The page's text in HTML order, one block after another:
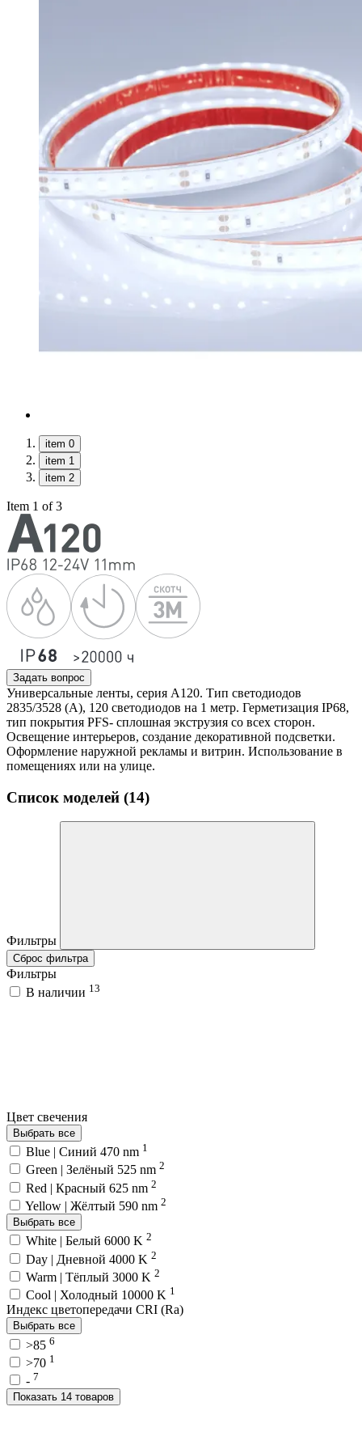
item 0
item 1
item 2
Item 1 of 3
Задать вопрос
Универсальные ленты, серия А120. Тип светодиодов
2835/3528 (А), 120 светодиодов на 1 метр. Герметизация IP68,
тип покрытия PFS- сплошная экструзия со всех сторон.
Освещение интерьеров, создание декоративной подсветки.
Оформление наружной рекламы и витрин. Использование в
помещениях или на улице.
Список моделей (14)
Фильтры
Сброс фильтра
Фильтры
В наличии 13
Цвет свечения
Выбрать все
Blue | Синий 470 nm 1
Green | Зелёный 525 nm 2
Red | Красный 625 nm 2
Yellow | Жёлтый 590 nm 2
Выбрать все
White | Белый 6000 K 2
Day | Дневной 4000 K 2
Warm | Тёплый 3000 K 2
Cool | Холодный 10000 K 1
Индекс цветопередачи CRI (Ra)
Выбрать все
>85 6
>70 1
- 7
Показать 14 товаров